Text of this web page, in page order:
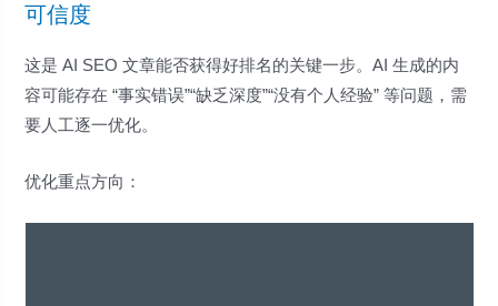
可信度
这是 AI SEO 文章能否获得好排名的关键一步。AI 生成的内
容可能存在 “事实错误”“缺乏深度”“没有个人经验” 等问题，需
要人工逐一优化。
优化重点方向：